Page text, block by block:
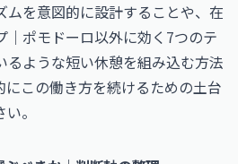
を意図的に設計することや、 在
｜ポモドーロ以外に効く7つのテ
るような短い休憩を組み込む方法
この働き方を続けるための土台
。